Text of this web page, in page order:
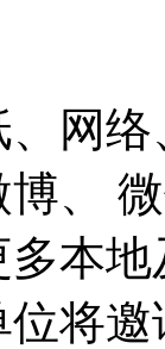
络
、
本
邀